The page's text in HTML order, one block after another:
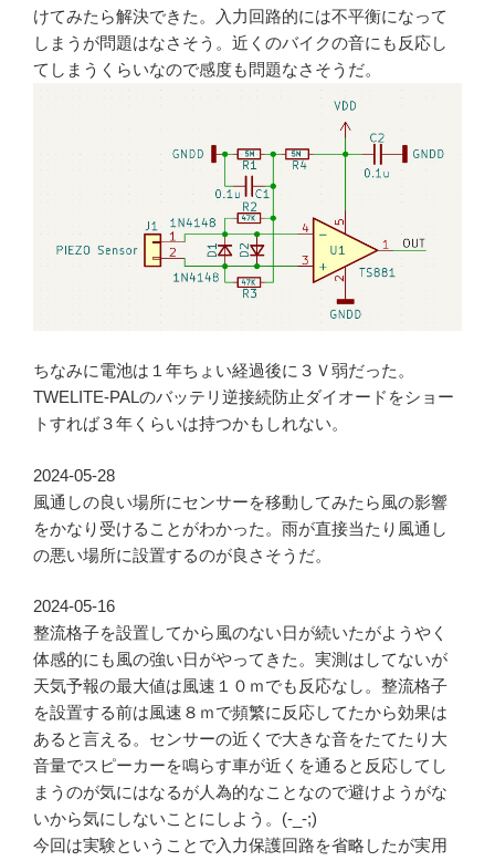
けてみたら解決できた。入力回路的には不平衡になって
しまうが問題はなさそう。近くのバイクの音にも反応し
てしまうくらいなので感度も問題なさそうだ。
ちなみに電池は１年ちょい経過後に３Ｖ弱だった。
TWELITE-PALのバッテリ逆接続防止ダイオードをショー
トすれば３年くらいは持つかもしれない。
2024-05-28
風通しの良い場所にセンサーを移動してみたら風の影響
をかなり受けることがわかった。雨が直接当たり風通し
の悪い場所に設置するのが良さそうだ。
2024-05-16
整流格子を設置してから風のない日が続いたがようやく
体感的にも風の強い日がやってきた。実測はしてないが
天気予報の最大値は風速１０ｍでも反応なし。整流格子
を設置する前は風速８ｍで頻繁に反応してたから効果は
あると言える。センサーの近くで大きな音をたてたり大
音量でスピーカーを鳴らす車が近くを通ると反応してし
まうのが気にはなるが人為的なことなので避けようがな
いから気にしないことにしよう。(-_-;)
今回は実験ということで入力保護回路を省略したが実用